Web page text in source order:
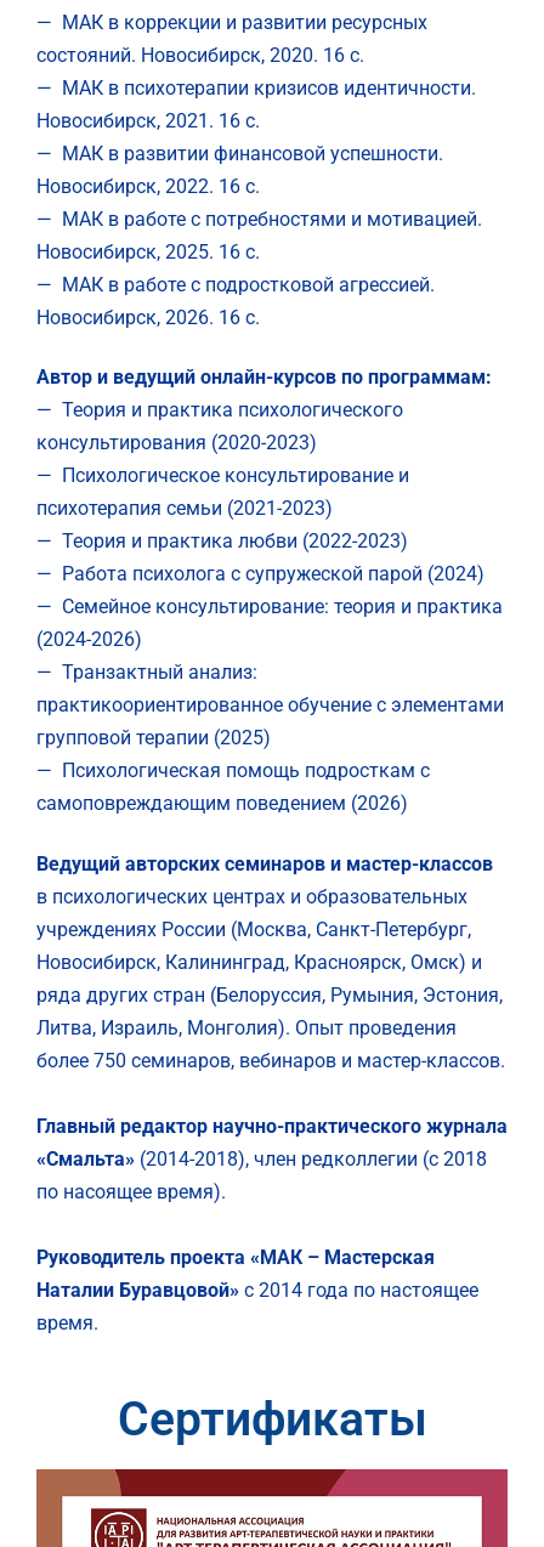
— МАК в коррекции и развитии ресурсных
состояний. Новосибирск, 2020. 16 с.
— МАК в психотерапии кризисов идентичности.
Новосибирск, 2021. 16 с.
— МАК в развитии финансовой успешности.
Новосибирск, 2022. 16 с.
— МАК в работе с потребностями и мотивацией.
Новосибирск, 2025. 16 с.
— МАК в работе с подростковой агрессией.
Новосибирск, 2026. 16 с.
Автор и ведущий онлайн-курсов по программам:
— Теория и практика психологического
консультирования (2020-2023)
— Психологическое консультирование и
психотерапия семьи (2021-2023)
— Теория и практика любви (2022-2023)
— Работа психолога с супружеской парой (2024)
— Семейное консультирование: теория и практика
(2024-2026)
— Транзактный анализ:
практикоориентированное обучение с элементами
групповой терапии (2025)
— Психологическая помощь подросткам с
самоповреждающим поведением (2026)
Ведущий авторских семинаров и мастер-классов
в психологических центрах и образовательных
учреждениях России (Москва, Санкт-Петербург,
Новосибирск, Калининград, Красноярск, Омск) и
ряда других стран (Белоруссия, Румыния, Эстония,
Литва, Израиль, Монголия). Опыт проведения
более 750 семинаров, вебинаров и мастер-классов.
Главный редактор научно-практического журнала
«Смальта» (2014-2018), член редколлегии (с 2018
по насоящее время).
Руководитель проекта «МАК – Мастерская
Наталии Буравцовой» с 2014 года по настоящее
время.
Сертификаты